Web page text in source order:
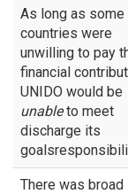
As long as some
countries were
unwilling to pay
financial
UNIDO would be
unableto meet
discharge its
There was broad